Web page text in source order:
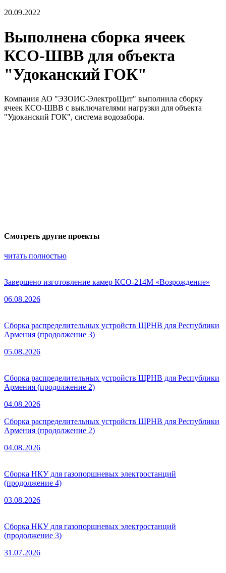
20.09.2022
Выполнена сборка ячеек
КСО-ШВВ для объекта
"Удоканский ГОК"
Компания АО "ЭЗОИС-ЭлектроЩит" выполнила сборку
ячеек КСО-ШВВ с выключателями нагрузки для объекта
"Удоканский ГОК", система водозабора.
Смотреть другие проекты
читать полностью
Завершено изготовление камер КСО-214М «Возрождение»
06.08.2026
Сборка распределительных устройств ЩРНВ для Республики
Армения (продолжение 3)
05.08.2026
Сборка распределительных устройств ЩРНВ для Республики
Армения (продолжение 2)
04.08.2026
Сборка распределительных устройств ЩРНВ для Республики
Армения (продолжение 2)
04.08.2026
Сборка НКУ для газопоршневых электростанций
(продолжение 4)
03.08.2026
Сборка НКУ для газопоршневых электростанций
(продолжение 3)
31.07.2026